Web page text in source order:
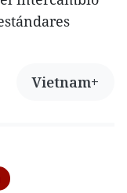
Vietnam+